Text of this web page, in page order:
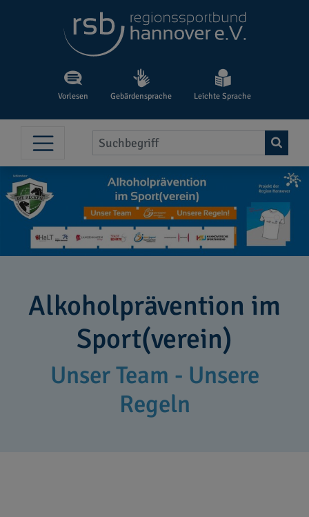
Vorlesen Gebärdensprache Leichte Sprache
Alkoholprävention im
Sport(verein)
Unser Team - Unsere
Regeln